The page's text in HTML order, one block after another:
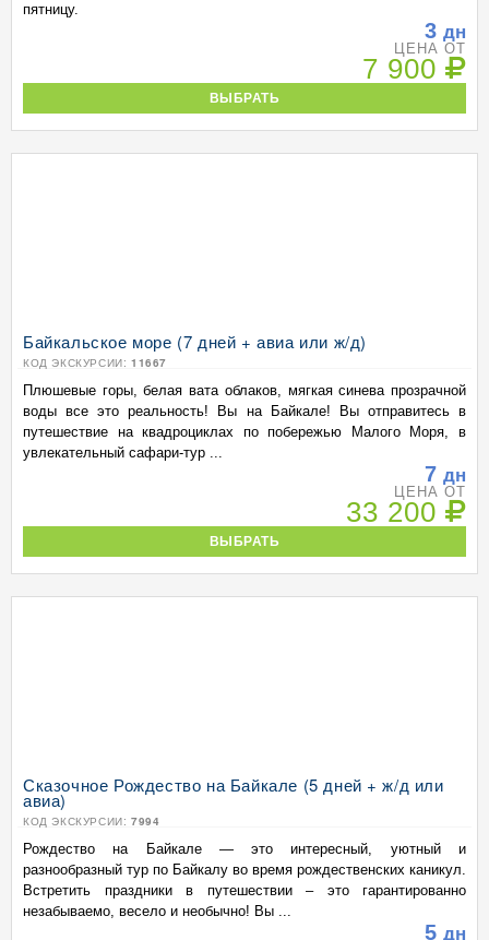
пятницу.
3 дн
ЦЕНА ОТ
7 900
ВЫБРАТЬ
Байкальское море (7 дней + авиа или ж/д)
КОД ЭКСКУРСИИ: 11667
Плюшевые горы, белая вата облаков, мягкая синева прозрачной
воды все это реальность! Вы на Байкале! Вы отправитесь в
путешествие на квадроциклах по побережью Малого Моря, в
увлекательный сафари-тур ...
7 дн
ЦЕНА ОТ
33 200
ВЫБРАТЬ
Сказочное Рождество на Байкале (5 дней + ж/д или
авиа)
КОД ЭКСКУРСИИ: 7994
Рождество на Байкале — это интересный, уютный и
разнообразный тур по Байкалу во время рождественских каникул.
Встретить праздники в путешествии – это гарантированно
незабываемо, весело и необычно! Вы ...
5 дн